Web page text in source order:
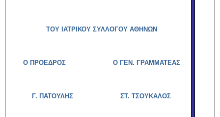
ΤΟΥ ΙΑΤΡΙΚΟΥ ΣΥΛΛΟΓΟΥ ΑΘΗΝΩΝ
Ο ΠΡΟΕΔΡΟΣ Ο ΓΕΝ. ΓΡΑΜΜΑΤΕΑΣ
Γ. ΠΑΤΟΥΛΗΣ ΣΤ. ΤΣΟΥΚΑΛΟΣ